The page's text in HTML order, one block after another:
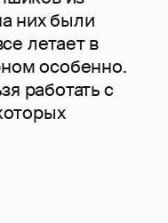
них были
летает в
особенно.
работать с